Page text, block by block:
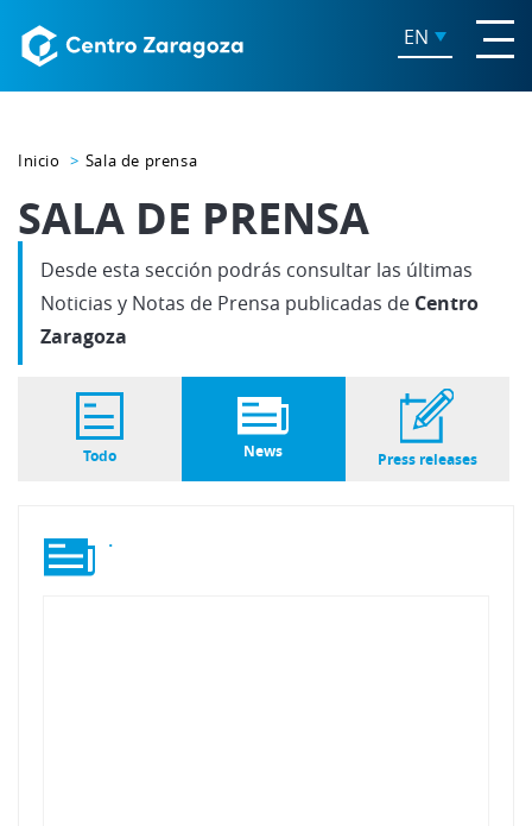
EN
Inicio Sala de prensa
SALA DE PRENSA
Desde esta sección podrás consultar las últimas
Noticias y Notas de Prensa publicadas de Centro
Zaragoza
Todo News Press releases
.